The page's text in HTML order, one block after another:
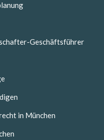
Geschäftsführer
in München